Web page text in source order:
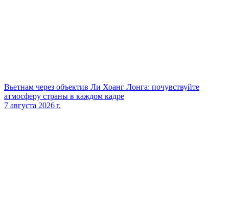
Вьетнам через объектив Ли Хоанг Лонга: почувствуйте
атмосферу страны в каждом кадре
7 августа 2026 г.